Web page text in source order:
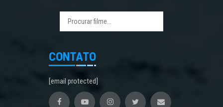
CONTATO
[email protected]